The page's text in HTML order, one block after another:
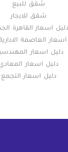
شقق للبيع
شقق للايجار
دليل اسعار القاهرة
العاصمة
دليل اسعار
دليل اسعار المعادي
دليل اسعار التجمع